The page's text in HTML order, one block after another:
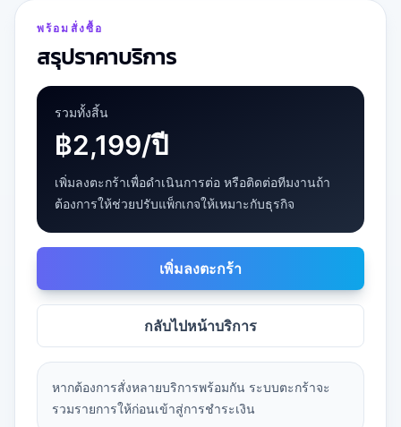
พร้อมสั่งซื้อ
สรุปราคาบริการ
รวมทั้งสิ้น
฿2,199/ปี
เพิ่มลงตะกร้าเพื่อดำเนินการต่อ หรือติดต่อทีมงานถ้า
ต้องการให้ช่วยปรับแพ็กเกจให้เหมาะกับธุรกิจ
เพิ่มลงตะกร้า
กลับไปหน้าบริการ
หากต้องการสั่งหลายบริการพร้อมกัน ระบบตะกร้าจะ
รวมรายการให้ก่อนเข้าสู่การชำระเงิน